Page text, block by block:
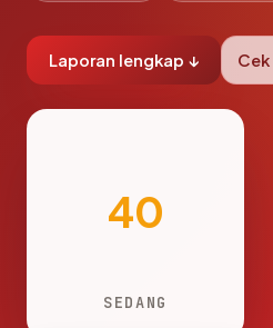
Laporan lengkap ↓
40
SEDANG